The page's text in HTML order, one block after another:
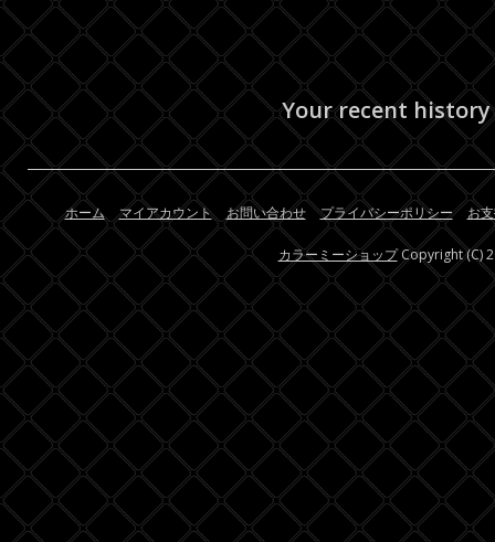
Your recent history
ホーム マイアカウント お問い合わせ プライバシーポリシー お
カラーミーショップCopyright (C)